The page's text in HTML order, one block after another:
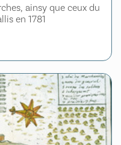
ainsy que ceux du
en 1781